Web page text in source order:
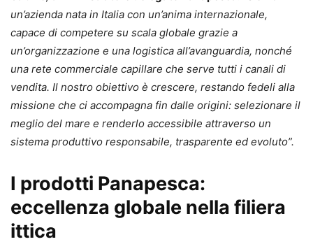
un’azienda nata in Italia con un’anima internazionale,
capace di competere su scala globale grazie a
un’organizzazione e una logistica all’avanguardia, nonché
una rete commerciale capillare che serve tutti i canali di
vendita. Il nostro obiettivo è crescere, restando fedeli alla
missione che ci accompagna fin dalle origini: selezionare il
meglio del mare e renderlo accessibile attraverso un
sistema produttivo responsabile, trasparente ed evoluto”.
I prodotti Panapesca:
eccellenza globale nella filiera
ittica